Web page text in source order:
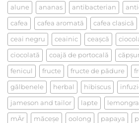
alune ananas antibacterian
cafea cafea aromată cafea clasică
ceai negru ceainic ceaşcă
ciocolată coajă de portocală
fenicul fructe fructe de pădure
gălbenele herbal hibiscus
jameson and tailor lapte
mÄr măceşe oolong papaya